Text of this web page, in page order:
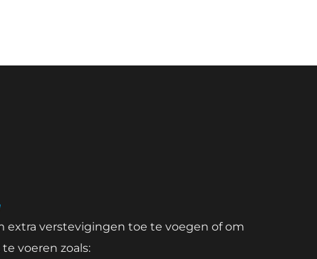
extra verstevigingen toe te voegen of om
voeren zoals: